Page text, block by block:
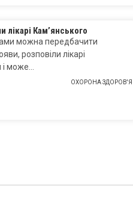
Кам’янського
можна передбачити
розповіли лікарі
може…
ОХОРОНА ЗДОРОВ'Я